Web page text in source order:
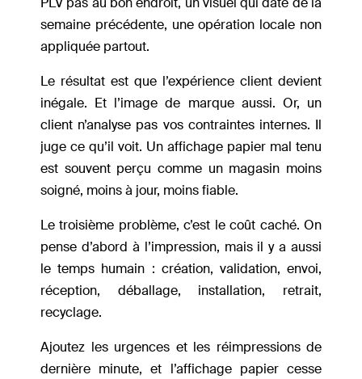
semaine précédente, une opération locale non
appliquée partout.
Le résultat est que l’expérience client devient
inégale. Et l’image de marque aussi. Or, un
client n’analyse pas vos contraintes internes. Il
juge ce qu’il voit. Un affichage papier mal tenu
est souvent perçu comme un magasin moins
soigné, moins à jour, moins fiable.
Le troisième problème, c’est le coût caché. On
pense d’abord à l’impression, mais il y a aussi
le temps humain : création, validation, envoi,
réception, déballage, installation, retrait,
recyclage.
Ajoutez les urgences et les réimpressions de
dernière minute, et l’affichage papier cesse